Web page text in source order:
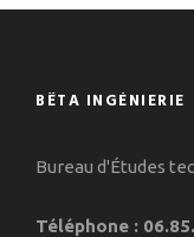
BÊTA INGÉNIERIE
Bureau d'Études
Téléphone :